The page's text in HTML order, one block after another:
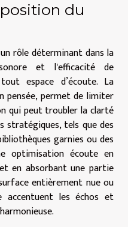
du
rôle déterminant dans la
et l'efficacité de
espace d’écoute. La
pensée, permet de limiter
qui peut troubler la clarté
stratégiques, tels que des
garnies ou des
optimisation écoute en
en absorbant une partie
entièrement nue ou
accentuent les échos et